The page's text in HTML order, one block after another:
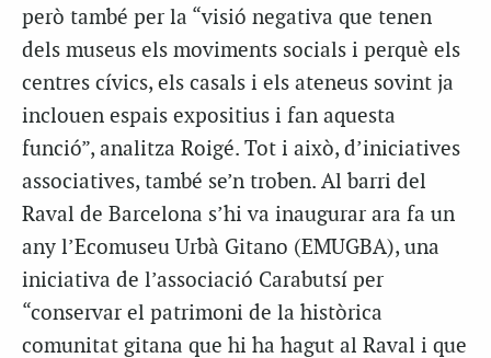
però també per la “visió negativa que tenen
dels museus els moviments socials i perquè els
centres cívics, els casals i els ateneus sovint ja
inclouen espais expositius i fan aquesta
funció”, analitza Roigé. Tot i això, d’iniciatives
associatives, també se’n troben. Al barri del
Raval de Barcelona s’hi va inaugurar ara fa un
any l’Ecomuseu Urbà Gitano (EMUGBA), una
iniciativa de l’associació Carabutsí per
“conservar el patrimoni de la històrica
comunitat gitana que hi ha hagut al Raval i que